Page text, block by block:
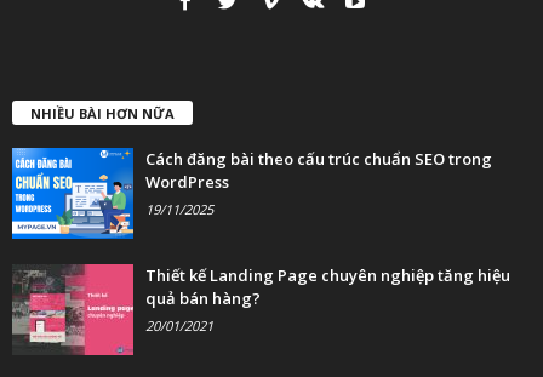
NHIỀU BÀI HƠN NỮA
Cách đăng bài theo cấu trúc chuẩn SEO trong
WordPress
19/11/2025
Thiết kế Landing Page chuyên nghiệp tăng hiệu
quả bán hàng?
20/01/2021